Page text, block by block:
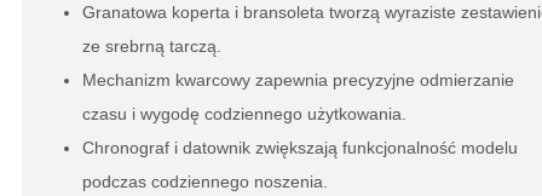
Granatowa koperta i bransoleta tworzą wyraziste
ze srebrną tarczą.
Mechanizm kwarcowy zapewnia precyzyjne odmierzanie
czasu i wygodę codziennego użytkowania.
Chronograf i datownik zwiększają funkcjonalność modelu
podczas codziennego noszenia.